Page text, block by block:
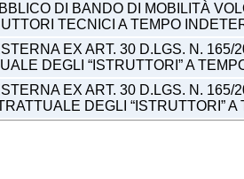
DI BANDO DI MOBILITÀ
TECNICI A TEMPO
EX ART. 30 D.LGS. N.
DEGLI “ISTRUTTORI” A
EX ART. 30 D.LGS. N.
DEGLI “ISTRUTTORI”